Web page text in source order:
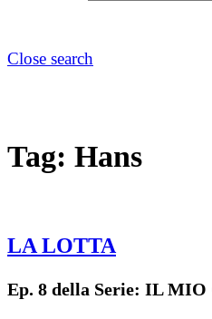
Close search
Tag: Hans
LA LOTTA
Ep. 8 della Serie: IL